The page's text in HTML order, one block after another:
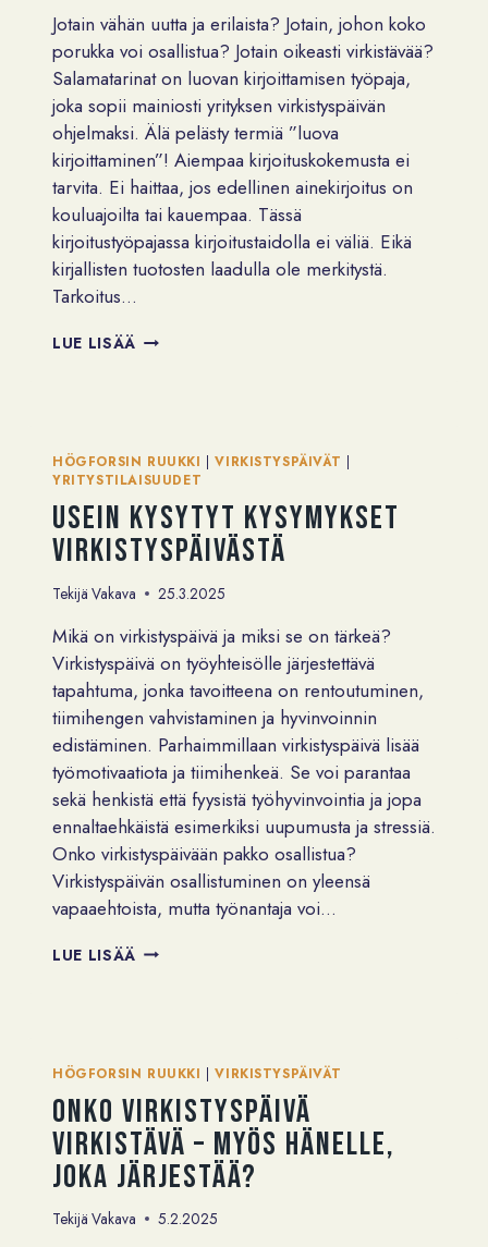
Jotain vähän uutta ja erilaista? Jotain, johon koko
porukka voi osallistua? Jotain oikeasti virkistävää?
Salamatarinat on luovan kirjoittamisen työpaja,
joka sopii mainiosti yrityksen virkistyspäivän
ohjelmaksi. Älä pelästy termiä ”luova
kirjoittaminen”! Aiempaa kirjoituskokemusta ei
tarvita. Ei haittaa, jos edellinen ainekirjoitus on
kouluajoilta tai kauempaa. Tässä
kirjoitustyöpajassa kirjoitustaidolla ei väliä. Eikä
kirjallisten tuotosten laadulla ole merkitystä.
Tarkoitus…
LUE LISÄÄ ETSITKÖ
HÖGFORSIN RUUKKI |VIRKISTYSPÄIVÄT |
YRITYSTILAISUUDET
Usein kysytyt kysymykset
virkistyspäivästä
Tekijä Vakava 25.3.2025
Mikä on virkistyspäivä ja miksi se on tärkeä?
Virkistyspäivä on työyhteisölle järjestettävä
tapahtuma, jonka tavoitteena on rentoutuminen,
tiimihengen vahvistaminen ja hyvinvoinnin
edistäminen. Parhaimmillaan virkistyspäivä lisää
työmotivaatiota ja tiimihenkeä. Se voi parantaa
sekä henkistä että fyysistä työhyvinvointia ja jopa
ennaltaehkäistä esimerkiksi uupumusta ja stressiä.
Onko virkistyspäivään pakko osallistua?
Virkistyspäivän osallistuminen on yleensä
vapaaehtoista, mutta työnantaja voi…
LUE LISÄÄ USEIN
HÖGFORSIN RUUKKI |VIRKISTYSPÄIVÄT
Onko virkistyspäivä
virkistävä – myös hänelle,
joka järjestää?
Tekijä Vakava 5.2.2025